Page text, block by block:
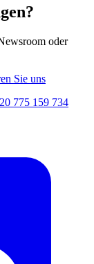
oder
Sie uns
775 159 734